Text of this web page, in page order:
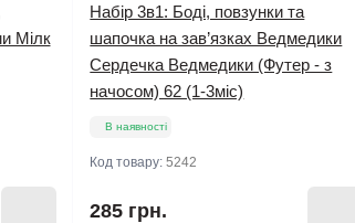
Мілк
Набір 3в1: Боді, повзунки та
шапочка на зав’язках Ведмедики
Сердечка Ведмедики (Футер - з
начосом) 62 (1-3міс)
В наявності
Код товару:5242
285 грн.